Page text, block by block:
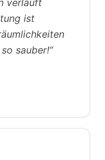
verläuft
ist
sauber!“